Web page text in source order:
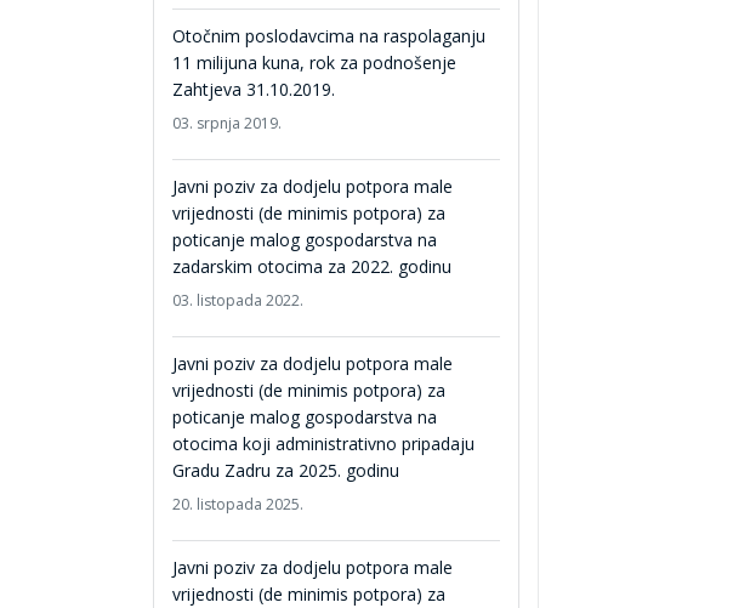
Otočnim poslodavcima na raspolaganju
11 milijuna kuna, rok za podnošenje
Zahtjeva 31.10.2019.
03. srpnja 2019.
Javni poziv za dodjelu potpora male
vrijednosti (de minimis potpora) za
poticanje malog gospodarstva na
zadarskim otocima za 2022. godinu
03. listopada 2022.
Javni poziv za dodjelu potpora male
vrijednosti (de minimis potpora) za
poticanje malog gospodarstva na
otocima koji administrativno pripadaju
Gradu Zadru za 2025. godinu
20. listopada 2025.
Javni poziv za dodjelu potpora male
vrijednosti (de minimis potpora) za